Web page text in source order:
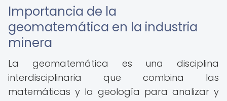
Importancia de la
geomatemática en la industria
minera
La geomatemática es una disciplina
interdisciplinaria que combina las
matemáticas y la geología para analizar y